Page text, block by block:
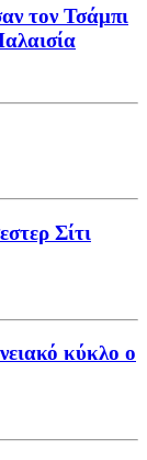
τον Τσάμπι
Σίτι
κύκλο ο